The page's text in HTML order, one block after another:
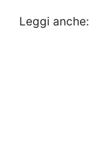
Leggi anche: